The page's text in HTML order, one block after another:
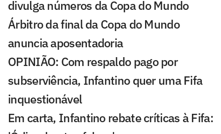
divulga números da Copa do Mundo
Árbitro da final da Copa do Mundo
anuncia aposentadoria
OPINIÃO: Com respaldo pago por
subserviência, Infantino quer uma Fifa
inquestionável
Em carta, Infantino rebate críticas à Fifa: